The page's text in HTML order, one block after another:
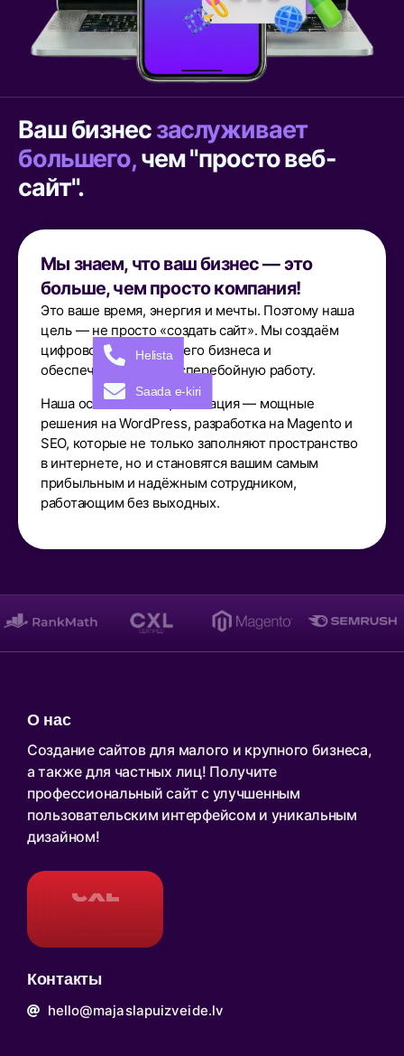
Ваш бизнесзаслуживает
большего,чем "просто веб-
сайт".
Мы знаем, что ваш бизнес — это
больше, чем просто компания!
Это ваше время, энергия и мечты. Поэтому наша
цель — не просто «создать сайт». Мы создаём
цифровое сердце вашего бизнеса и
обеспечиваем его бесперебойную работу.
Наша основная специализация — мощные
решения на WordPress, разработка на Magento и
SEO, которые не только заполняют пространство
в интернете, но и становятся вашим самым
прибыльным и надёжным сотрудником,
работающим без выходных.
О нас
Создание сайтов для малого и крупного бизнеса,
а также для частных лиц! Получите
профессиональный сайт с улучшенным
пользовательским интерфейсом и уникальным
дизайном!
Контакты
hello@majaslapuizveide.lv
Helista
Saada e-kiri